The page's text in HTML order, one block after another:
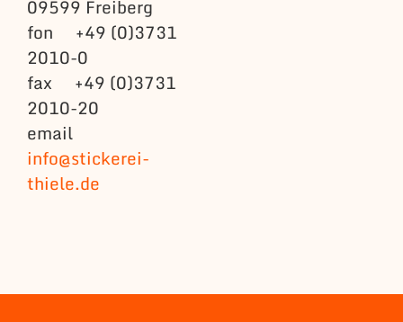
09599 Freiberg
fon +49 (0)3731
2010-0
fax +49 (0)3731
2010-20
email
info@stickerei-
thiele.de